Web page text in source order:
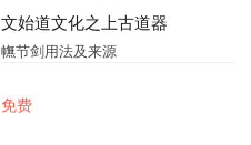
文始道文化之上古道器
幠节剑用法及来源
免费